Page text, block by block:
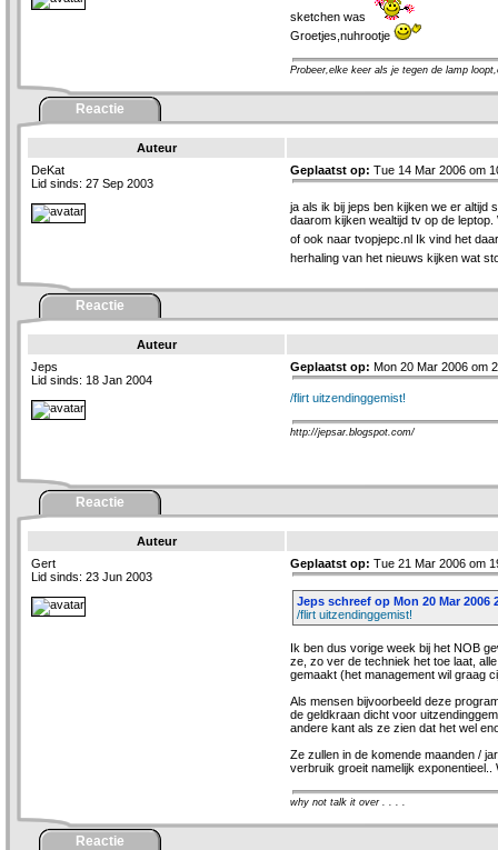
sketchen was
Groetjes,nuhrootje
Probeer,elke keer als je tegen de lamp
Reactie
Auteur
DeKat
Lid sinds: 27 Sep 2003
Geplaatst op: Tue 14 Mar 2006 om
ja als ik bij jeps ben kijken we er altijd
daarom kijken wealtijd tv op de
of ook naar tvopjepc.nl Ik vind het
herhaling van het nieuws kijken wat
Reactie
Auteur
Jeps
Lid sinds: 18 Jan 2004
Geplaatst op: Mon 20 Mar 2006 om
/flirt uitzendinggemist!
http://jepsar.blogspot.com/
Reactie
Auteur
Gert
Lid sinds: 23 Jun 2003
Geplaatst op: Tue 21 Mar 2006 om
Jeps schreef op Mon 20 Mar 2006
/flirt uitzendinggemist!
Ik ben dus vorige week bij het NOB
ze, zo ver de techniek het toe laat,
gemaakt (het management wil graag
Als mensen bijvoorbeeld deze
de geldkraan dicht voor
andere kant als ze zien dat het wel
Ze zullen in de komende maanden /
verbruik groeit namelijk
why not talk it over . . . .
Reactie